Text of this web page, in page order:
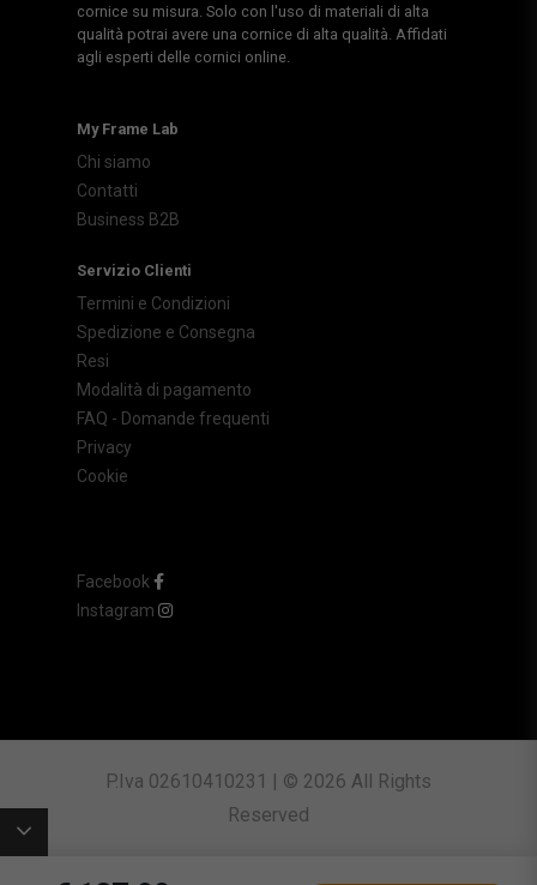
cornice su misura. Solo con l'uso di materiali di alta
qualità potrai avere una cornice di alta qualità. Affidati
agli esperti delle cornici online.
My Frame Lab
Chi siamo
Contatti
Business B2B
Servizio Clienti
Termini e Condizioni
Spedizione e Consegna
Resi
Modalità di pagamento
FAQ - Domande frequenti
Privacy
Cookie
Facebook
Instagram
P.Iva 02610410231 | © 2026 All Rights
Reserved